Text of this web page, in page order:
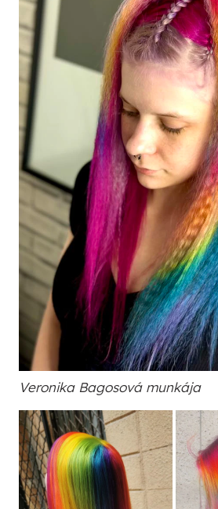
Veronika Bagosová munkája